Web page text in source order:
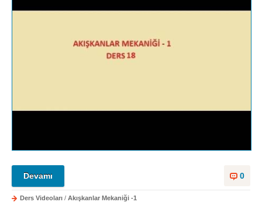
0
Devamı
Ders Videoları / Akışkanlar Mekaniği -1